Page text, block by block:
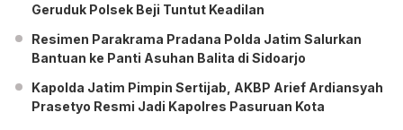
Geruduk Polsek Beji Tuntut Keadilan
Resimen Parakrama Pradana Polda Jatim Salurkan
Bantuan ke Panti Asuhan Balita di Sidoarjo
Kapolda Jatim Pimpin Sertijab, AKBP Arief Ardiansyah
Prasetyo Resmi Jadi Kapolres Pasuruan Kota